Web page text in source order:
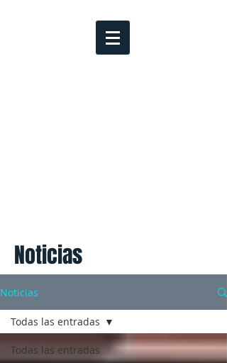
Noticias
Noticias
Todas las entradas
Todas las entradas